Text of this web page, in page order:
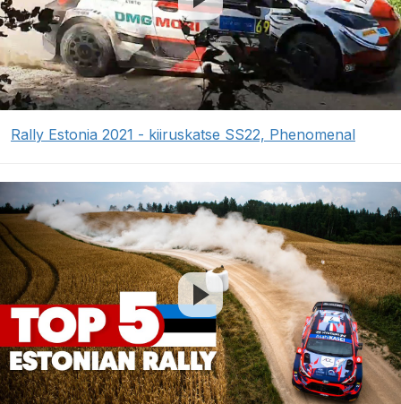
Rally Estonia 2021 - kiiruskatse SS22, Phenomenal